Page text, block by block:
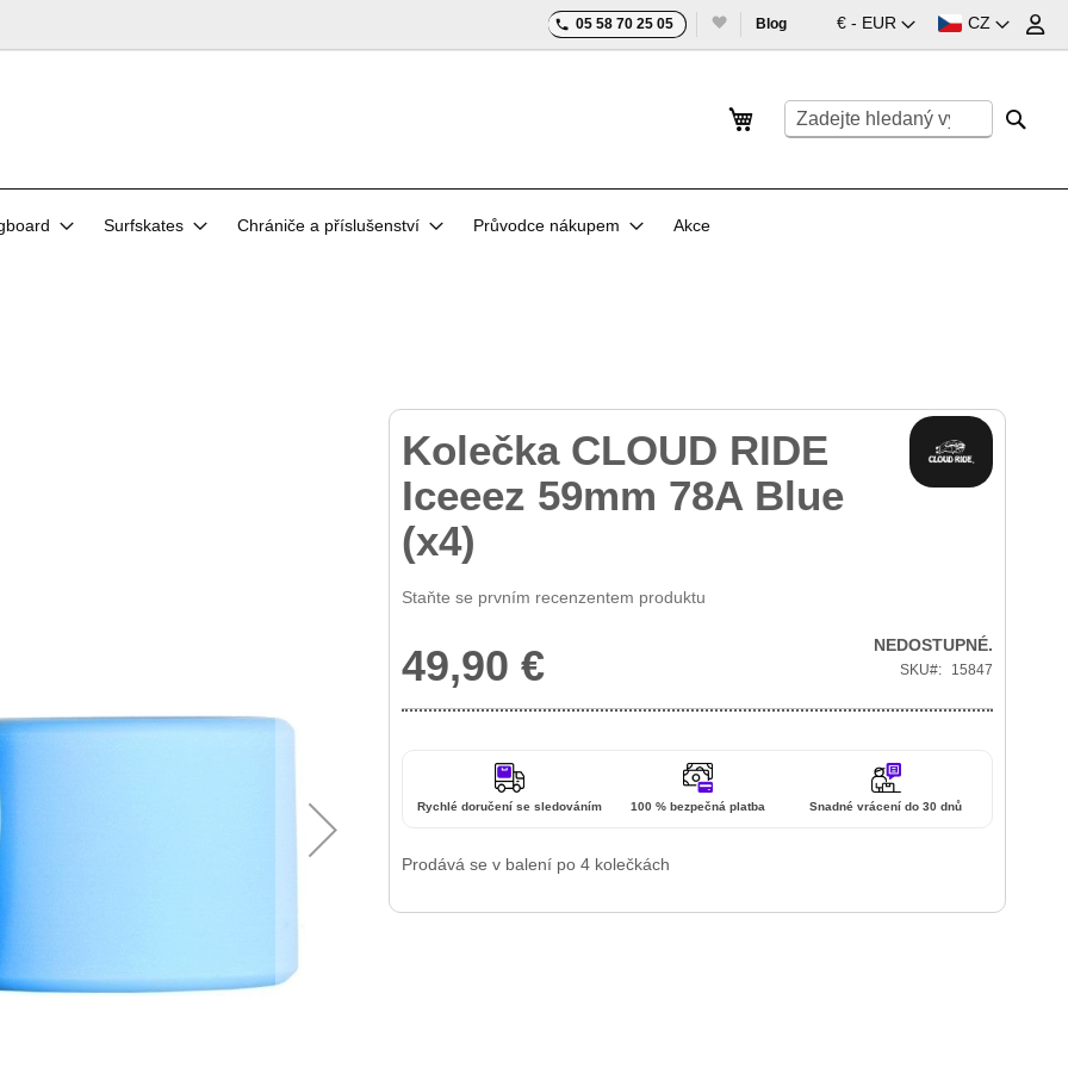
Měna
€ - EUR JazykCZ
05 58 70 25 05 Blog
Můj košík
Search
Surfskates Chrániče a příslušenství Průvodce nákupem Akce
Kolečka CLOUD RIDE
Iceeez 59mm 78A Blue
(x4)
Staňte se prvním recenzentem produktu
49,90 € NEDOSTUPNÉ.
SKU 15847
Rychlé doručení se sledováním 100 % bezpečná platba Snadné vrácení do 30 dnů
Prodává se v balení po 4 kolečkách